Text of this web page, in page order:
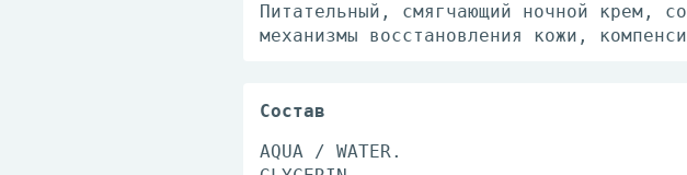
Питательный, смягчающий ночной крем,
механизмы восстановления кожи,
Состав
AQUA / WATER.